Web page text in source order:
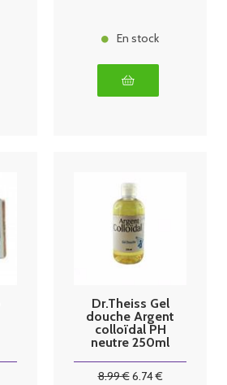
En stock
Dr.Theiss Gel
douche Argent
colloïdal PH
neutre 250ml
8.99€6.74€